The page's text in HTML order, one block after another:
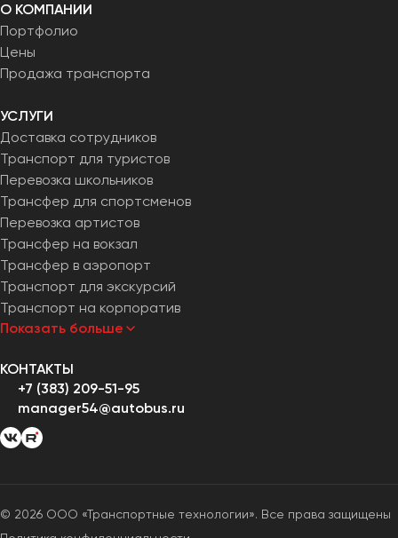
О КОМПАНИИ
Портфолио
Цены
Продажа транспорта
УСЛУГИ
Доставка сотрудников
Транспорт для туристов
Перевозка школьников
Трансфер для спортсменов
Перевозка артистов
Трансфер на вокзал
Трансфер в аэропорт
Транспорт для экскурсий
Транспорт на корпоратив
Показать больше
КОНТАКТЫ
+7 (383) 209-51-95
manager54@autobus.ru
© 2026 ООО «Транспортные технологии». Все права защищены